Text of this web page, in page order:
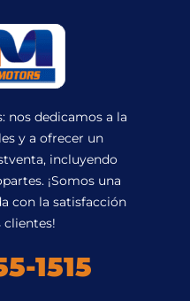
nos dedicamos a la
y a ofrecer un
incluyendo
¡Somos una
con la satisfacción
clientes!
1515